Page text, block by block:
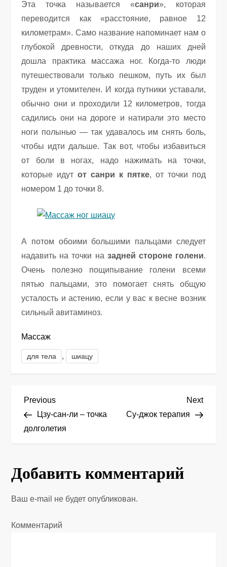
Эта точка называется «санри», которая
переводится как «расстояние, равное 12
километрам». Само название напоминает нам о
глубокой древности, откуда до наших дней
дошла практика массажа ног. Когда-то люди
путешествовали только пешком, путь их был
труден и утомителен. И когда путники уставали,
обычно они и проходили 12 километров, тогда
садились они на дороге и натирали это место
ноги полынью — так удавалось им снять боль,
чтобы идти дальше. Так вот, чтобы избавиться
от боли в ногах, надо нажимать на точки,
которые идут от санри к пятке, от точки под
номером 1 до точки 8.
А потом обоими большими пальцами следует
надавить на точки на задней стороне голени.
Очень полезно пощипывание голени всеми
пятью пальцами, это помогает снять общую
усталость и астению, если у вас к весне возник
сильный авитаминоз.
Массаж
для тела , шиацу
Н
а
и
г
Previous
Post
Previous
Цзу-сан-ли – точка
долголетия
Next
Post
Next
Су-джок терапия
Добавить комментарий
Ваш e-mail не будет опубликован.
Комментарий